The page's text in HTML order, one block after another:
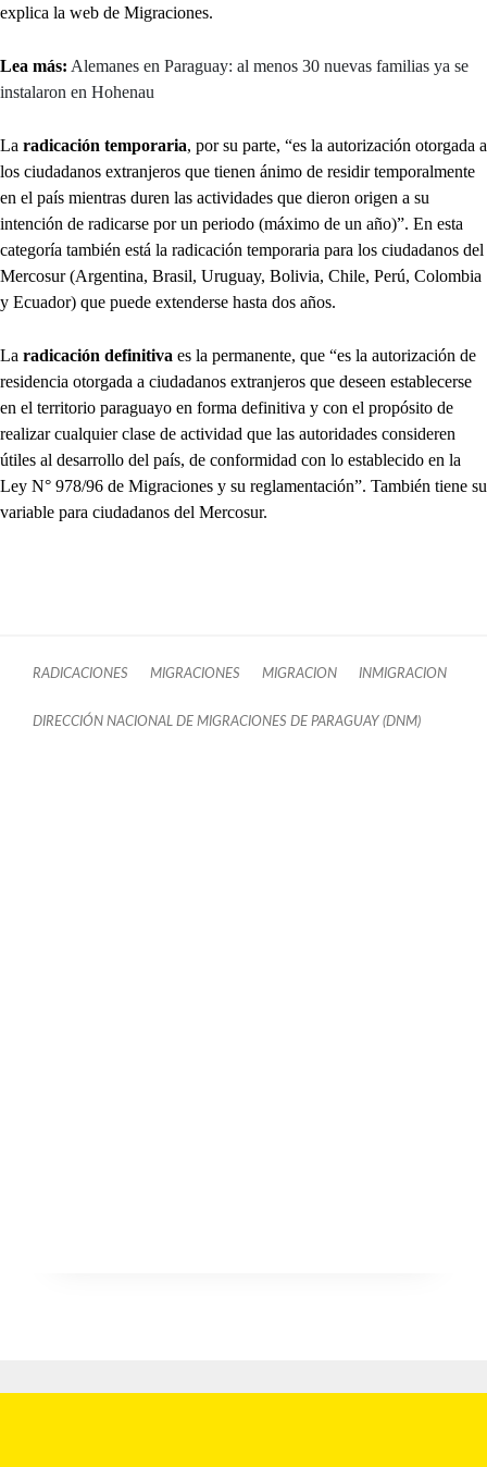
explica la web de Migraciones.
Lea más: Alemanes en Paraguay: al menos 30 nuevas familias ya se
instalaron en Hohenau
La radicación temporaria, por su parte, “es la autorización otorgada a
los ciudadanos extranjeros que tienen ánimo de residir temporalmente
en el país mientras duren las actividades que dieron origen a su
intención de radicarse por un periodo (máximo de un año)”. En esta
categoría también está la radicación temporaria para los ciudadanos del
Mercosur (Argentina, Brasil, Uruguay, Bolivia, Chile, Perú, Colombia
y Ecuador) que puede extenderse hasta dos años.
La radicación definitiva es la permanente, que “es la autorización de
residencia otorgada a ciudadanos extranjeros que deseen establecerse
en el territorio paraguayo en forma definitiva y con el propósito de
realizar cualquier clase de actividad que las autoridades consideren
útiles al desarrollo del país, de conformidad con lo establecido en la
Ley N° 978/96 de Migraciones y su reglamentación”. También tiene su
variable para ciudadanos del Mercosur.
RADICACIONES MIGRACIONES MIGRACION INMIGRACION
DIRECCIÓN NACIONAL DE MIGRACIONES DE PARAGUAY (DNM)